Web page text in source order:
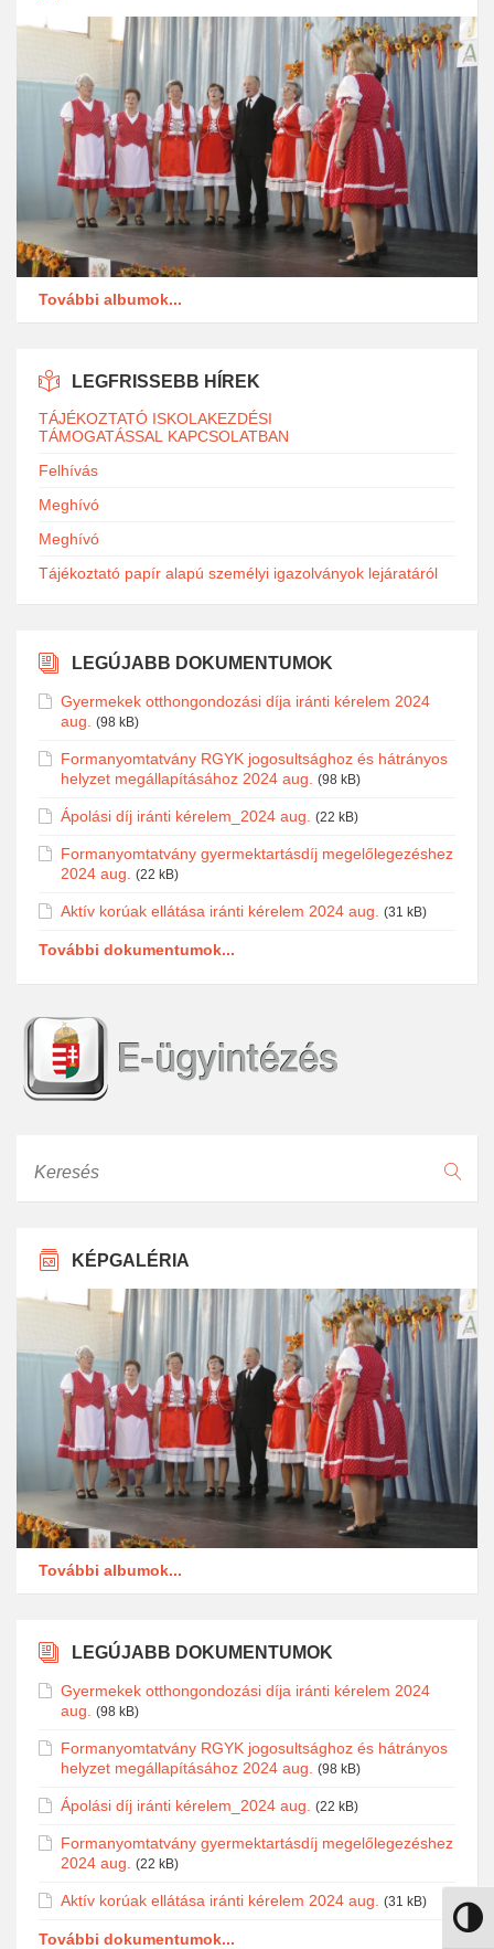
Nagy
További albumok...
LEGFRISSEBB HÍREK
TÁJÉKOZTATÓ ISKOLAKEZDÉSI
TÁMOGATÁSSAL KAPCSOLATBAN
Felhívás
Meghívó
Meghívó
Tájékoztató papír alapú személyi igazolványok lejáratáról
LEGÚJABB DOKUMENTUMOK
Gyermekek otthongondozási díja iránti kérelem 2024
aug.
(98 kB)
Formanyomtatvány RGYK jogosultsághoz és hátrányos
helyzet megállapításához 2024 aug.
(98 kB)
Ápolási díj iránti kérelem_2024 aug. (22 kB)
Formanyomtatvány gyermektartásdíj megelőlegezéshez
2024 aug.
(22 kB)
Aktív korúak ellátása iránti kérelem 2024 aug. (31 kB)
További dokumentumok...
KÉPGALÉRIA
További albumok...
LEGÚJABB DOKUMENTUMOK
Gyermekek otthongondozási díja iránti kérelem 2024
aug.
(98 kB)
Formanyomtatvány RGYK jogosultsághoz és hátrányos
helyzet megállapításához 2024 aug.
(98 kB)
Ápolási díj iránti kérelem_2024 aug. (22 kB)
Formanyomtatvány gyermektartásdíj megelőlegezéshez
2024 aug.
(22 kB)
Aktív korúak ellátása iránti kérelem 2024 aug. (31 kB)
További dokumentumok...